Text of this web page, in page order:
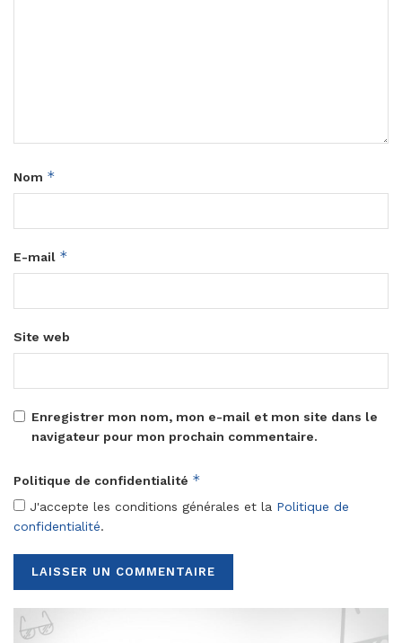
Nom *
E-mail *
Site web
Enregistrer mon nom, mon e-mail et mon site dans le
navigateur pour mon prochain commentaire.
Politique de confidentialité *
J'accepte les conditions générales et la Politique de
confidentialité.